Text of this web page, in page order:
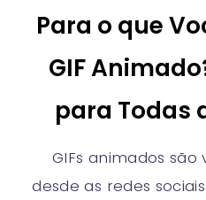
Para o que
GIF
para Todas
GIFs animados são
desde as redes